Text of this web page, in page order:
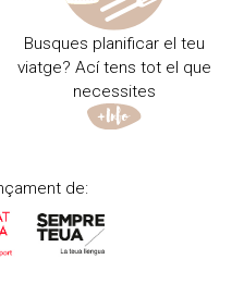
Busques planificar el teu
viatge? Ací tens tot el que
necessites
de: